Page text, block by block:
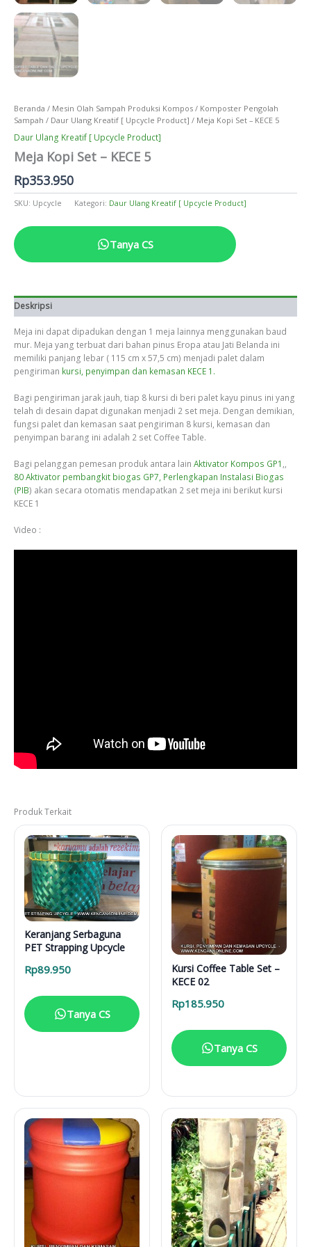
Beranda / Mesin Olah Sampah Produksi Kompos / Komposter Pengolah
Sampah / Daur Ulang Kreatif [ Upcycle Product] / Meja Kopi Set – KECE 5
Daur Ulang Kreatif [ Upcycle Product]
Meja Kopi Set – KECE 5
Rp353.950
SKU: Upcycle Kategori: Daur Ulang Kreatif [ Upcycle Product]
Tanya CS
Deskripsi
Meja ini dapat dipadukan dengan 1 meja lainnya menggunakan baud
mur. Meja yang terbuat dari bahan pinus Eropa atau Jati Belanda ini
memiliki panjang lebar ( 115 cm x 57,5 cm) menjadi palet dalam
pengiriman kursi, penyimpan dan kemasan KECE 1.
Bagi pengiriman jarak jauh, tiap 8 kursi di beri palet kayu pinus ini yang
telah di desain dapat digunakan menjadi 2 set meja. Dengan demikian,
fungsi palet dan kemasan saat pengiriman 8 kursi, kemasan dan
penyimpan barang ini adalah 2 set Coffee Table.
Bagi pelanggan pemesan produk antara lain Aktivator Kompos GP1
80 Aktivator pembangkit biogas GP7, Perlengkapan Instalasi Biogas
(PIB) akan secara otomatis mendapatkan 2 set meja ini berikut kursi
KECE 1
Video :
Produk Terkait
Keranjang Serbaguna
PET Strapping Upcycle
Rp89.950
Tanya CS
Kursi Coffee Table Set –
KECE 02
Rp185.950
Tanya CS